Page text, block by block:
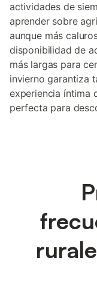
actividades de
aprender sobre
aunque más
disponibilidad de
más largas para
invierno garantiza
experiencia íntima
perfecta para